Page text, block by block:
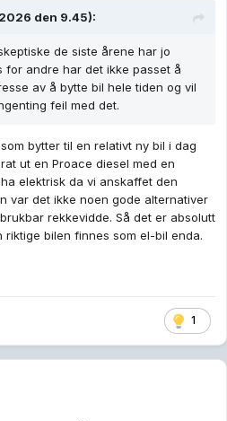
den 9.45):
de siste årene har jo
for andre har det ikke passet å
av å bytte bil hele tiden og vil
feil med det.
bytter til en relativt ny bil i dag
ut en Proace diesel med en
elektrisk da vi anskaffet den
var det ikke noen gode alternativer
rekkevidde. Så det er absolutt
bilen finnes som el-bil enda.
1